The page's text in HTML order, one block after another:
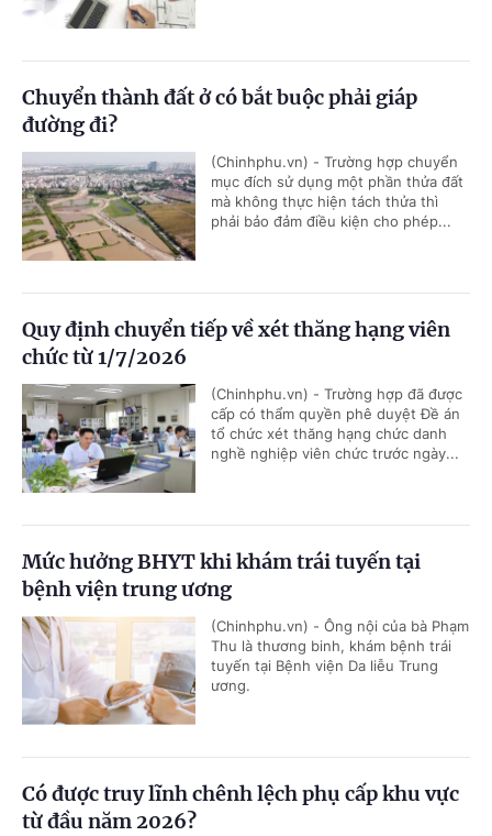
Chuyển thành đất ở có bắt buộc phải giáp
đường đi?
(Chinhphu.vn) - Trường hợp chuyển
mục đích sử dụng một phần thửa đất
mà không thực hiện tách thửa thì
phải bảo đảm điều kiện cho phép...
Quy định chuyển tiếp về xét thăng hạng viên
chức từ 1/7/2026
(Chinhphu.vn) - Trường hợp đã được
cấp có thẩm quyền phê duyệt Đề án
tổ chức xét thăng hạng chức danh
nghề nghiệp viên chức trước ngày...
Mức hưởng BHYT khi khám trái tuyến tại
bệnh viện trung ương
(Chinhphu.vn) - Ông nội của bà Phạm
Thu là thương binh, khám bệnh trái
tuyến tại Bệnh viện Da liễu Trung
ương.
Có được truy lĩnh chênh lệch phụ cấp khu vực
từ đầu năm 2026?